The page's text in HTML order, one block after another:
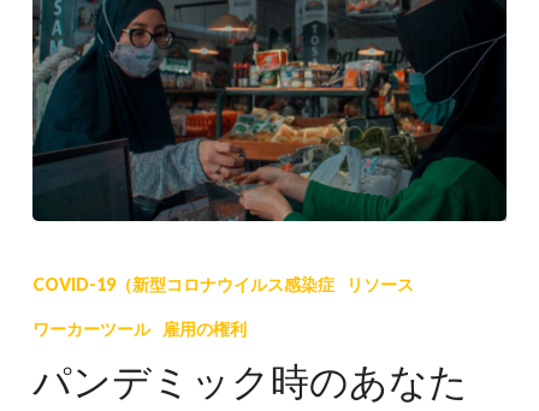
ン
ミ
ッ
COVID-19（新型コロナウイルス感染症 リソース
ワーカーツール 雇用の権利
パンデミック時のあなた